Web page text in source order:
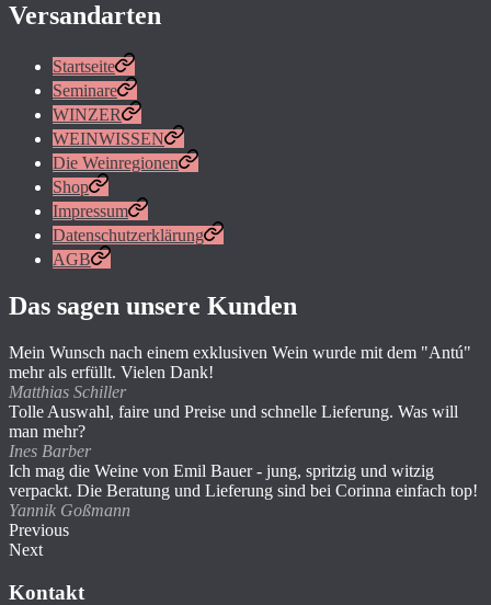
Versandarten
Startseite
Seminare
WINZER
WEINWISSEN
Die Weinregionen
Shop
Impressum
Datenschutzerklärung
AGB
Das sagen unsere Kunden
Mein Wunsch nach einem exklusiven Wein wurde mit dem "Antú"
mehr als erfüllt. Vielen Dank!
Matthias Schiller
Tolle Auswahl, faire und Preise und schnelle Lieferung. Was will
man mehr?
Ines Barber
Ich mag die Weine von Emil Bauer - jung, spritzig und witzig
verpackt. Die Beratung und Lieferung sind bei Corinna einfach top!
Yannik Goßmann
Previous
Next
Kontakt